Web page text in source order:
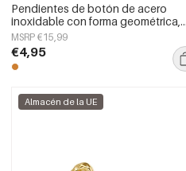
Pendientes de botón de acero
inoxidable con forma geométrica,
sencillos, de la serie Daily Simple,
joyería para mujer.
MSRP €15,99
€4,95
Almacén de la UE